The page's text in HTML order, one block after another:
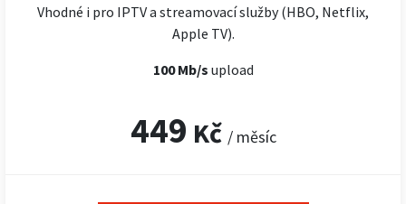
Vhodné i pro IPTV a streamovací služby (HBO, Netflix,
Apple TV).
100 Mb/s upload
449 Kč / měsíc